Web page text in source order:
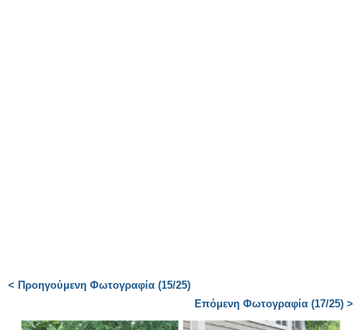
< Προηγούμενη Φωτογραφία (15/25)
Επόμενη Φωτογραφία (17/25) >